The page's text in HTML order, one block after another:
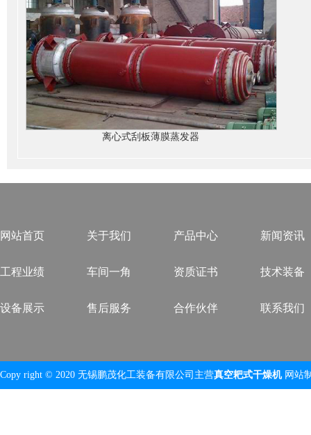
离心式刮板薄膜蒸发器
网站首页 关于我们 产品中心 新闻资讯
工程业绩 车间一角 资质证书 技术装备
设备展示 售后服务 合作伙伴 联系我们
Copy right © 2020 无锡鹏茂化工装备有限公司主营真空耙式干燥机 网站